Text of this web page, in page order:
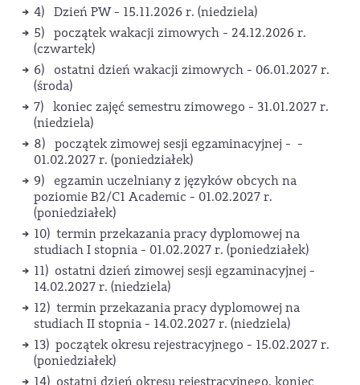
4) Dzień PW - 15.11.2026 r. (niedziela)
5) początek wakacji zimowych - 24.12.2026 r.
(czwartek)
6) ostatni dzień wakacji zimowych - 06.01.2027 r.
(środa)
7) koniec zajęć semestru zimowego - 31.01.2027 r.
(niedziela)
8) początek zimowej sesji egzaminacyjnej - -
01.02.2027 r. (poniedziałek)
9) egzamin uczelniany z języków obcych na
poziomie B2/C1 Academic - 01.02.2027 r.
(poniedziałek)
10) termin przekazania pracy dyplomowej na
studiach I stopnia - 01.02.2027 r. (poniedziałek)
11) ostatni dzień zimowej sesji egzaminacyjnej -
14.02.2027 r. (niedziela)
12) termin przekazania pracy dyplomowej na
studiach II stopnia - 14.02.2027 r. (niedziela)
13) początek okresu rejestracyjnego - 15.02.2027 r.
(poniedziałek)
14) ostatni dzień okresu rejestracyjnego, koniec